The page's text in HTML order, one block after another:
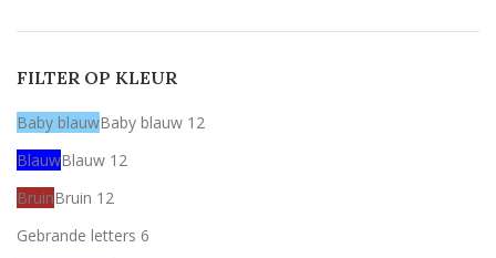
FILTER OP KLEUR
Baby blauwBaby blauw 12
BlauwBlauw 12
BruinBruin 12
Gebrande letters 6